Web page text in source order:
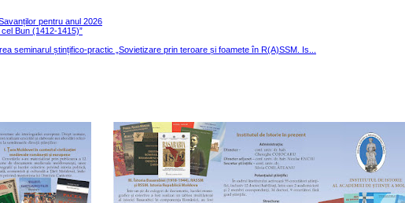
pentru anul 2026
Bun (1412-1415)”
seminarul ștințifico-practic „Sovietizare prin teroare și foamete în R(A)SSM. Is...